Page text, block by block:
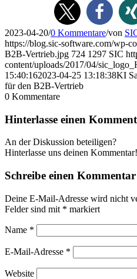
2023-04-20/0 Kommentare/von
https://blog.sic-software.com/wp-
B2B-Vertrieb.jpg 724 1297 SIC
content/uploads/2017/04/
15:40:162023-04-25 13:18:38KI
für den B2B-Vertrieb
0 Kommentare
Hinterlasse einen
An der Diskussion beteiligen?
Hinterlasse uns deinen Kommentar!
Schreibe einen Kommentar
Deine E-Mail-Adresse wird nicht
Felder sind mit * markiert
Name *
E-Mail-Adresse *
Website